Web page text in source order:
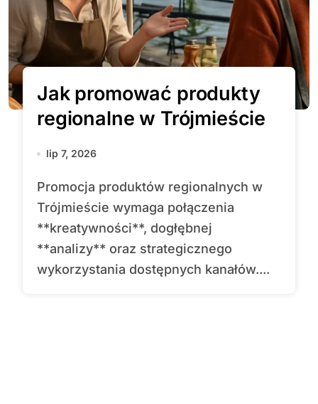
Jak promować produkty
regionalne w Trójmieście
lip 7, 2026
Promocja produktów regionalnych w
Trójmieście wymaga połączenia
**kreatywności**, dogłębnej
**analizy** oraz strategicznego
wykorzystania dostępnych kanałów....